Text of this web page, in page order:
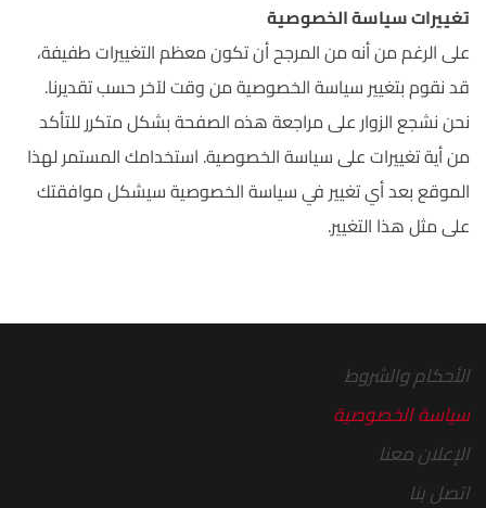
تغييرات سياسة الخصوصية
على الرغم من أنه من المرجح أن تكون معظم التغييرات طفيفة،
قد نقوم بتغيير سياسة الخصوصية من وقت لآخر حسب تقديرنا.
نحن نشجع الزوار على مراجعة هذه الصفحة بشكل متكرر للتأكد
من أية تغييرات على سياسة الخصوصية. استخدامك المستمر لهذا
الموقع بعد أي تغيير في سياسة الخصوصية سيشكل موافقتك
على مثل هذا التغيير.
الأحكام والشروط‎
سياسة الخصوصية
الإعلان معنا
اتصل بنا